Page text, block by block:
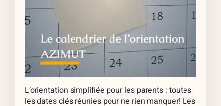
L’orientation simplifiée pour les parents : toutes
les dates clés réunies pour ne rien manquer! Les